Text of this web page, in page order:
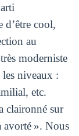
d’être cool,
au
moderniste
les niveaux :
etc.
claironné sur
avorté ». Nous